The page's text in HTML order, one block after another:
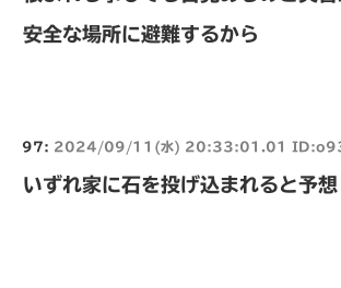
安全な場所に避難するから
97: 2024/09/11(水) 20:33:01.01
いずれ家に石を投げ込まれると予